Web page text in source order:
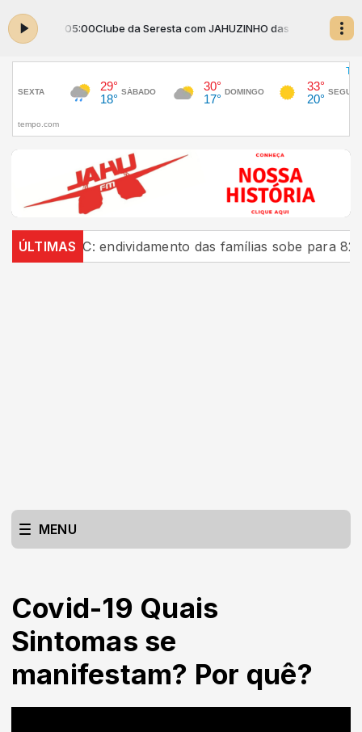
04:00 às 05:00Clube da Seresta com JAHUZINHO das 04:00 às 05:00
ÚLTIMAS
CNC: endividamento das famílias sobe para 82%,
MENU
Covid-19 Quais
Sintomas se
manifestam? Por quê?